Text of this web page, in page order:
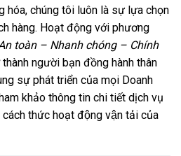
hóa, chúng tôi luôn là sự lựa chọn
hàng. Hoạt động với phương
toàn – Nhanh chóng – Chính
người bạn đồng hành thân
sự phát triển của mọi Doanh
khảo thông tin chi tiết dịch vụ
thức hoạt động vận tải của